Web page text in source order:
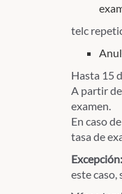
telc
Hasta 15
A partir
examen.
En caso
tasa de
Excepción:
este caso,